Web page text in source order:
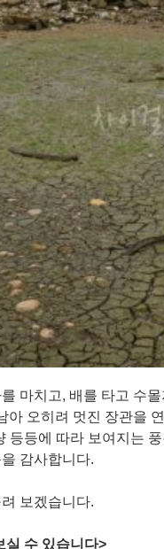
마치고, 배를 타고 수
오히려 멋진 장관을
등등에 따라 보여지는
감사합니다.
보겠습니다.
실 수 있습니다>